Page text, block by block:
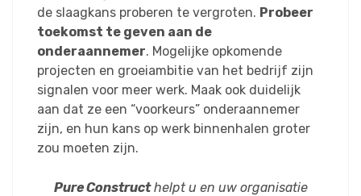
de slaagkans proberen te vergroten. Probeer
toekomst te geven aan de
onderaannemer. Mogelijke opkomende
projecten en groeiambitie van het bedrijf zijn
signalen voor meer werk. Maak ook duidelijk
aan dat ze een “voorkeurs” onderaannemer
zijn, en hun kans op werk binnenhalen groter
zou moeten zijn.
Pure Constructhelpt u en uw organisatie